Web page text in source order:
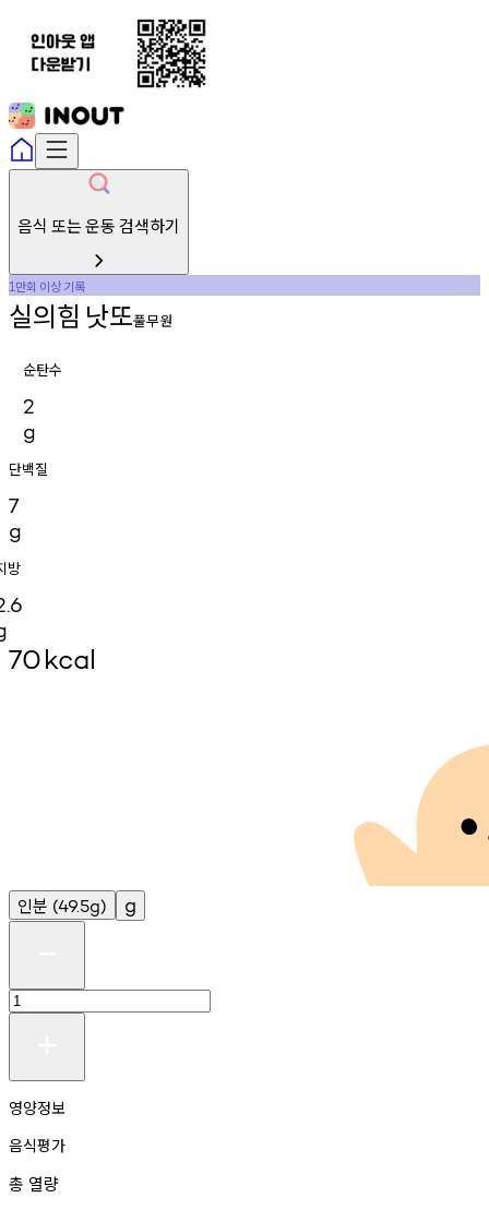
음식 또는 운동 검색하기
1만회 이상기록
실의힘 낫또풀무원
순탄수
2
g
단백질
7
g
방
70kcal
인분 (49.5g) g
영양정보
음식평가
총 열량